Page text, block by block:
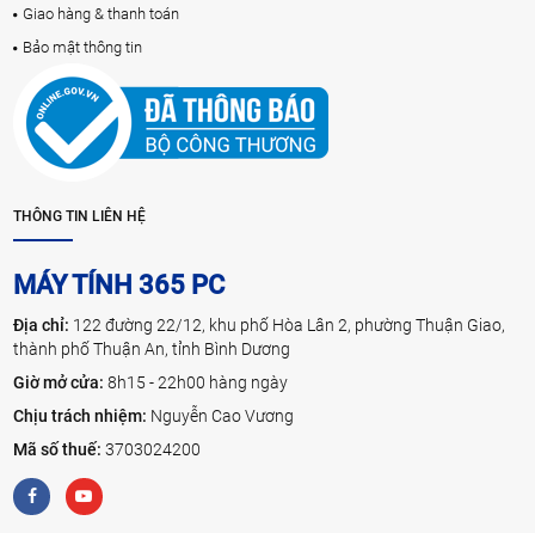
Giao hàng & thanh toán
Bảo mật thông tin
THÔNG TIN LIÊN HỆ
MÁY TÍNH 365 PC
Địa chỉ: 122 đường 22/12, khu phố Hòa Lân 2, phường Thuận Giao,
thành phố Thuận An, tỉnh Bình Dương
Giờ mở cửa:8h15 - 22h00 hàng ngày
Chịu trách nhiệm: Nguyễn Cao Vương
Mã số thuế:3703024200